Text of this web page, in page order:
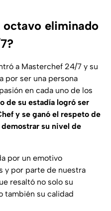
octavo eliminado
a Masterchef 24/7 y su
por ser una persona
en cada uno de los
de su estadía logró ser
y se ganó el respeto de
su nivel de
por un emotivo
y por parte de nuestra
resaltó no solo su
también su calidad